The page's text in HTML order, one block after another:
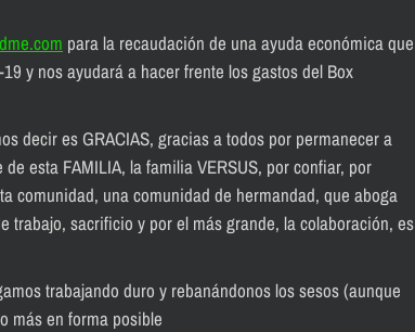
para la recaudación de una ayuda económica que
y nos ayudará a hacer frente los gastos del Box
decir es GRACIAS, gracias a todos por permanecer a
esta FAMILIA, la familia VERSUS, por confiar, por
comunidad, una comunidad de hermandad, que aboga
trabajo, sacrificio y por el más grande, la colaboración, es
trabajando duro y rebanándonos los sesos (aunque
más en forma posible